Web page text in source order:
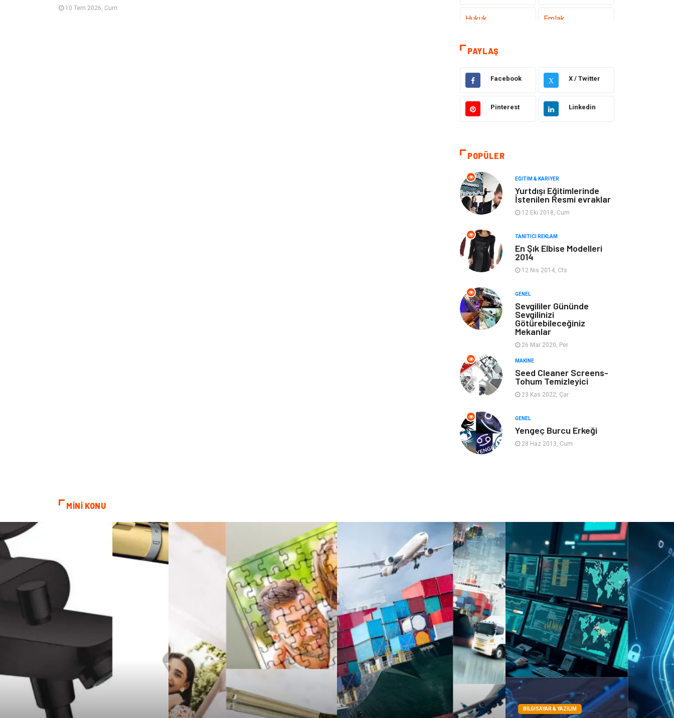
10 Tem 2026, Cum
Hukuk Emlak
Otomotiv
Giyim
Ev Dekorasyon Organizasyon
Finans & Ekonomi Tatil
Anne & Çocuk
Ev İşleri
Gençlik & Eğlence Aksesuar
Spor
Evlilik Rehberi
Astroloji
Kaçırmayın
sağlıklı beslenme Spor Malzemeleri
Bebek Giyim
Yazı Tahtaları Pet Malzemeleri
PAYLAŞ
Facebook X X / Twitter
Pinterest Linkedin
POPÜLER
EĞITIM & KARIYER
Yurtdışı Eğitimlerinde
İstenilen Resmi evraklar
12 Eki 2018, Cum
TANITICI REKLAM
En Şık Elbise Modelleri
2014
12 Nis 2014, Cts
GENEL
Sevgililer Gününde
Sevgilinizi
Götürebileceğiniz
Mekanlar
26 Mar 2020, Per
MAKINE
Seed Cleaner Screens-
Tohum Temizleyici
23 Kas 2022, Çar
GENEL
Yengeç Burcu Erkeği
28 Haz 2013, Cum
MİNİ KONU
BILGISAYAR & YAZILIM